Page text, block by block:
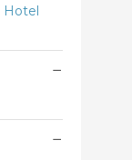
Hotel
−
−